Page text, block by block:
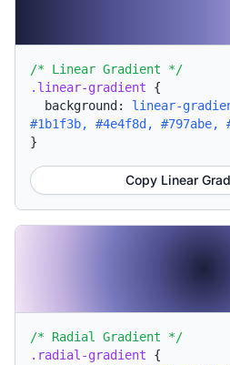
/* Linear Gradient */
.linear-gradient {
background: linear-
#1b1f3b, #4e4f8d, #797abe,
}
Copy Linear
/* Radial Gradient */
.radial-gradient {